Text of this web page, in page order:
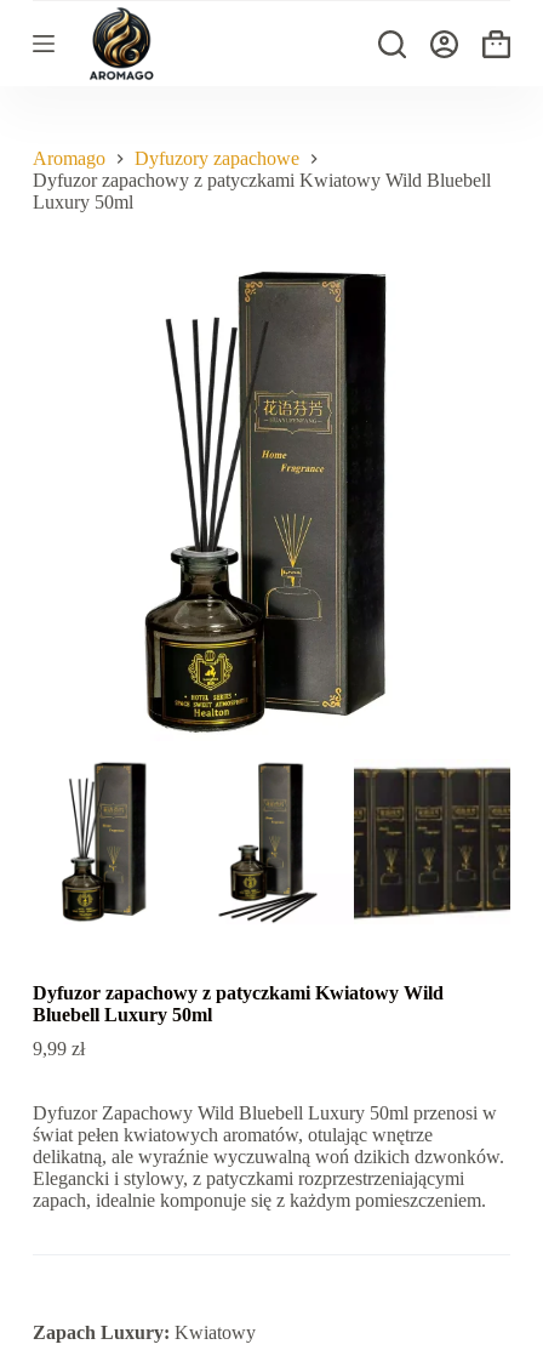
d
o
Koszyk
Aromago
Dyfuzory zapachowe
Dyfuzor zapachowy z patyczkami Kwiatowy Wild Bluebell
Luxury 50ml
Dyfuzor zapachowy z patyczkami Kwiatowy Wild
Bluebell Luxury 50ml
9,99 zł
Dyfuzor Zapachowy Wild Bluebell Luxury 50ml przenosi w
świat pełen kwiatowych aromatów, otulając wnętrze
delikatną, ale wyraźnie wyczuwalną woń dzikich dzwonków.
Elegancki i stylowy, z patyczkami rozprzestrzeniającymi
zapach, idealnie komponuje się z każdym pomieszczeniem.
Zapach Luxury: Kwiatowy